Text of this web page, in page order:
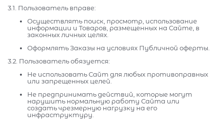
3.1. Пользователь вправе:
Осуществлять поиск, просмотр, использование
информации и Товаров, размещенных на Сайте, в
законных личных целях.
Оформлять Заказы на условиях Публичной оферты.
3.2. Пользователь обязуется:
Не использовать Сайт для любых противоправных
или запрещенных целей.
Не предпринимать действий, которые могут
нарушить нормальную работу Сайта или
создать чрезмерную нагрузку на его
инфраструктуру.